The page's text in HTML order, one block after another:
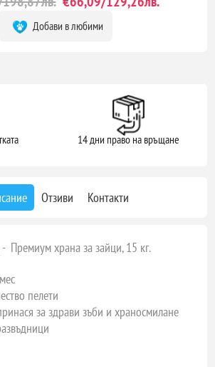
Добави в любими
14 дни право на връщане
Отзиви Контакти
Премиум храна за зайци, 15 кг.
пелети
за здрави зъби и храносмилане